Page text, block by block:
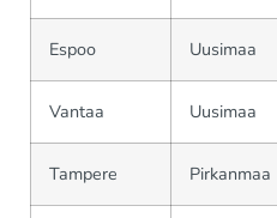
Espoo Uusimaa
Vantaa Uusimaa
Tampere Pirkanmaa